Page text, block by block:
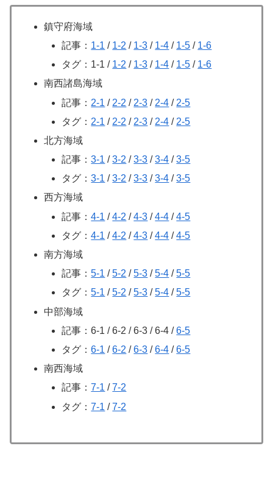
鎮守府海域
記事： 1-1 / 1-2 / 1-3 / 1-4 / 1-5 / 1-6
タグ：1-1 / 1-2 / 1-3 / 1-4 / 1-5 / 1-6
南西諸島海域
記事： 2-1 / 2-2 / 2-3 / 2-4 / 2-5
タグ： 2-1 / 2-2 / 2-3 / 2-4 / 2-5
北方海域
記事：3-1 /3-2 /3-3 /3-4 /3-5
タグ：3-1 /3-2 /3-3 /3-4 /3-5
西方海域
記事：4-1 /4-2 /4-3 /4-4 /4-5
タグ：4-1 /4-2 /4-3 /4-4 /4-5
南方海域
記事：5-1 /5-2 /5-3 /5-4 /5-5
タグ：5-1 /5-2 /5-3 /5-4 /5-5
中部海域
記事：6-1 / 6-2 / 6-3 / 6-4 /6-5
タグ：6-1 /6-2 /6-3 /6-4 /6-5
南西海域
記事：7-1 /7-2
タグ：7-1 /7-2